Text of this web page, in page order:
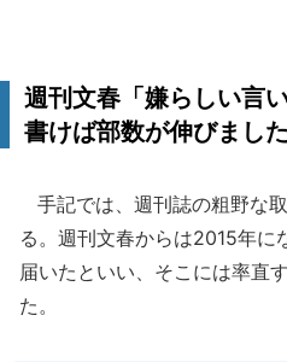
週刊文春「嫌らしい言
書けば部数が伸びました
手記では、週刊誌の粗野な
る。週刊文春からは2015年に
届いたといい、そこには率直
た。